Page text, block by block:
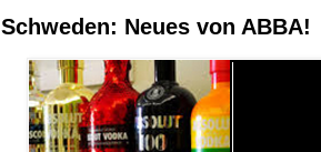
Schweden: Neues von ABBA!